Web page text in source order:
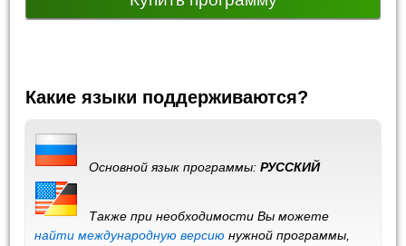
Какие языки поддерживаются?
Основной язык программы:РУССКИЙ
Также при необходимости Вы можете
найти международную версию нужной программы,